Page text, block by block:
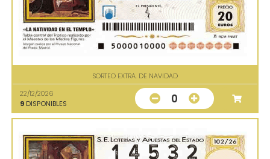
SORTEO EXTRA. DE NAVIDAD
22/12/2026
9 DISPONIBLES 0